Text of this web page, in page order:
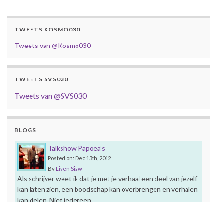
TWEETS KOSMO030
Tweets van @Kosmo030
TWEETS SVS030
Tweets van @SVS030
BLOGS
Talkshow Papoea’s
Posted on: Dec 13th, 2012
By Liyen Siaw
Als schrijver weet ik dat je met je verhaal een deel van jezelf
kan laten zien, een boodschap kan overbrengen en verhalen
kan delen. Niet iedereen…